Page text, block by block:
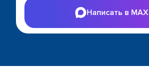
Написать в MAX